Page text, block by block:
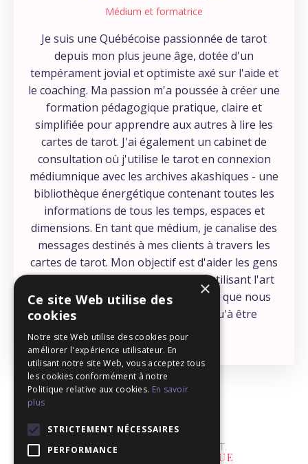
Médium et formatrice
Je suis une Québécoise passionnée de tarot
depuis mon plus jeune âge, dotée d'un
tempérament jovial et optimiste axé sur l'aide et
le coaching. Ma passion m'a poussée à créer une
formation pédagogique pratique, claire et
simplifiée pour apprendre aux autres à lire les
cartes de tarot. J'ai également un cabinet de
consultation où j'utilise le tarot en connexion
médiumnique avec les archives akashiques - une
bibliothèque énergétique contenant toutes les
informations de tous les temps, espaces et
dimensions. En tant que médium, je canalise des
messages destinés à mes clients à travers les
cartes de tarot. Mon objectif est d'aider les gens
à se connecter à leur intuition, en utilisant l'art
éprouvé du tarot - une compétence que nous
avons tous, et qui ne demande qu'à être
développée !
×
Ce site Web utilise des
cookies
Notre site Web utilise des cookies pour
améliorer l'expérience utilisateur. En
utilisant notre site Web, vous acceptez tous
les cookies conformément à notre
Politique relative aux cookies. En savoir
plus
STRICTEMENT NÉCESSAIRES
PERFORMANCE